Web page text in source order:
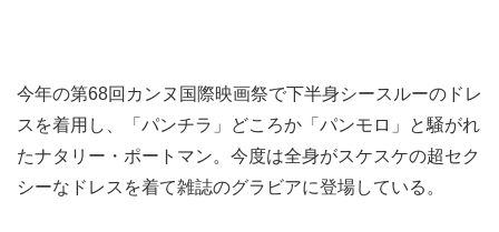
今年の第68回カンヌ国際映画祭で下半身シースルーのドレ
スを着用し、「パンチラ」どころか「パンモロ」と騒がれ
たナタリー・ポートマン。今度は全身がスケスケの超セク
シーなドレスを着て雑誌のグラビアに登場している。